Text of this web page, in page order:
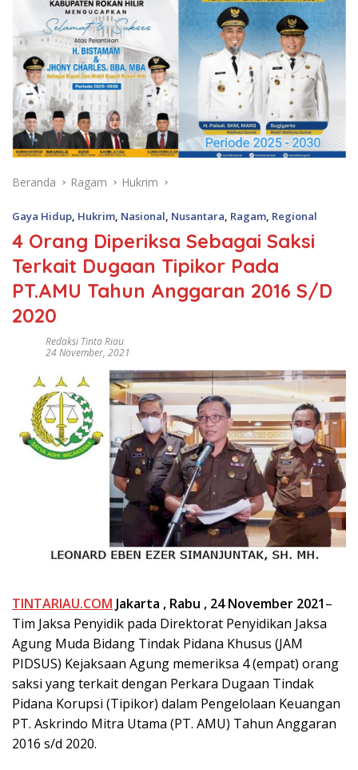
Beranda Ragam Hukrim
Gaya Hidup Hukrim Nasional Nusantara Ragam Regional
4 Orang Diperiksa Sebagai Saksi
Terkait Dugaan Tipikor Pada
PT.AMU Tahun Anggaran 2016 S/D
2020
Redaksi Tinta Riau
24 November, 2021
TINTARIAU.COM Jakarta , Rabu , 24 November 2021–
Tim Jaksa Penyidik pada Direktorat Penyidikan Jaksa
Agung Muda Bidang Tindak Pidana Khusus (JAM
PIDSUS) Kejaksaan Agung memeriksa 4 (empat) orang
saksi yang terkait dengan Perkara Dugaan Tindak
Pidana Korupsi (Tipikor) dalam Pengelolaan Keuangan
PT. Askrindo Mitra Utama (PT. AMU) Tahun Anggaran
2016 s/d 2020.